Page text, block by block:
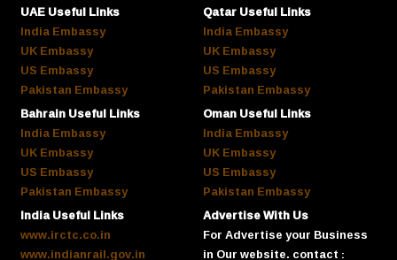
UAE Useful Links
India Embassy
UK Embassy
US Embassy
Pakistan Embassy
Qatar Useful Links
India Embassy
UK Embassy
US Embassy
Pakistan Embassy
Bahrain Useful Links
India Embassy
UK Embassy
US Embassy
Pakistan Embassy
Oman Useful Links
India Embassy
UK Embassy
US Embassy
Pakistan Embassy
India Useful Links
www.irctc.co.in
www.indianrail.gov.in
Advertise With Us
For Advertise your Business
in Our website. contact :